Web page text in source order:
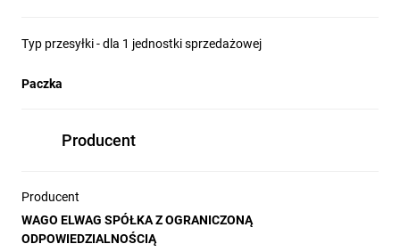
Typ przesyłki - dla 1 jednostki sprzedażowej
Paczka
Producent
Producent
WAGO ELWAG SPÓŁKA Z OGRANICZONĄ
ODPOWIEDZIALNOŚCIĄ